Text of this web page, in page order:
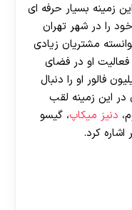
زمینه بسیار حرفه ای
را در شهر تهران
مشتریان زیادی
او در فضای
فالور او را دنبال
این زمینه لقب
دنیز میکاپ، گیسو
اشاره کرد.